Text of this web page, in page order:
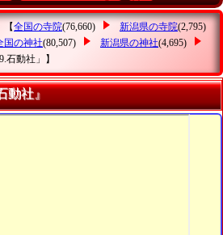
【全国の寺院(76,660) 新潟県の寺院(2,795)
国の神社(80,507) 新潟県の神社(4,695)
石動社」 】
動社』